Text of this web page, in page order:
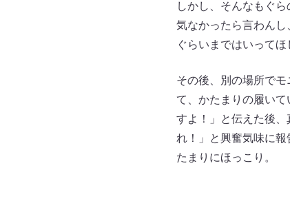
しかし、そんなもぐ
気なかったら言わん
ぐらいまではいって
その後、別の場所で
て、かたまりの履い
すよ！」と伝えた後
れ！」と興奮気味に
たまりにほっこり。